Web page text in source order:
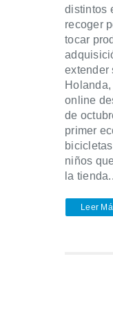
distintos
recoger
tocar
extender
online
de
primer
niños
la
Leer